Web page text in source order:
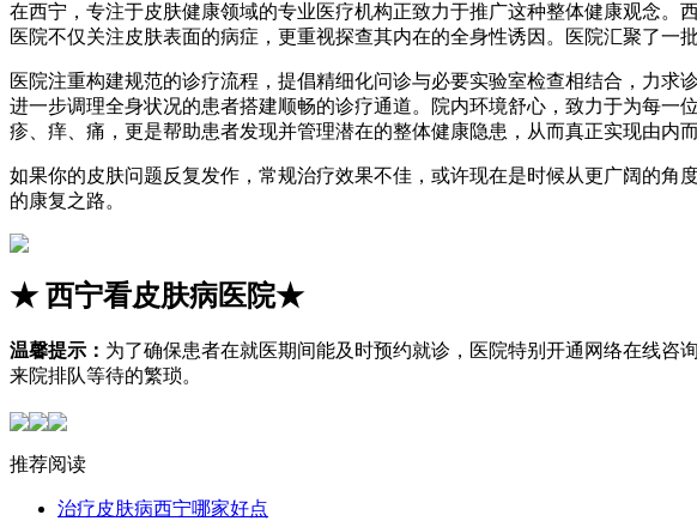
在西宁，专注于皮肤健康领域的专业医疗机构正致力于推广这种整体健康观念。
医院不仅关注皮肤表面的病症，更重视探查其内在的全身性诱因。医院汇聚了一
医院注重构建规范的诊疗流程，提倡精细化问诊与必要实验室检查相结合，力
进一步调理全身状况的患者搭建顺畅的诊疗通道。院内环境舒心，致力于为每
疹、痒、痛，更是帮助患者发现并管理潜在的整体健康隐患，从而真正实现由内
如果你的皮肤问题反复发作，常规治疗效果不佳，或许现在是时候从更广阔的
的康复之路。
★西宁看皮肤病医院★
温馨提示： 为了确保患者在就医期间能及时预约就诊，医院特别开通网络在线咨
来院排队等待的繁琐。
推荐阅读
治疗皮肤病西宁哪家好点